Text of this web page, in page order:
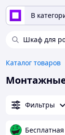
В
Шкаф для
Каталог товаров
Фильтры